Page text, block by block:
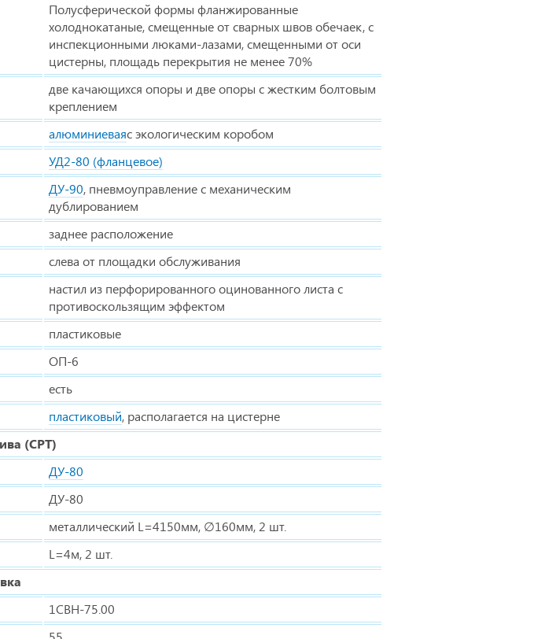
Полусферической формы фланжированные
холоднокатаные, смещенные от сварных швов обечаек, с
инспекционными люками-лазами, смещенными от оси
цистерны, площадь перекрытия не менее 70%
две качающихся опоры и две опоры с жестким болтовым
креплением
алюминиеваяc экологическим коробом
УД2-80 (фланцевое)
ДУ-90, пневмоуправление с механическим
дублированием
заднее расположение
слева от площадки обслуживания
настил из перфорированного оцинованного листа с
противоскользящим эффектом
пластиковые
ОП-6
есть
пластиковый, располагается на цистерне
(СРТ)
ДУ-80
ДУ-80
металлический L=4150мм, ∅160мм, 2 шт.
L=4м, 2 шт.
1СВН-75.00